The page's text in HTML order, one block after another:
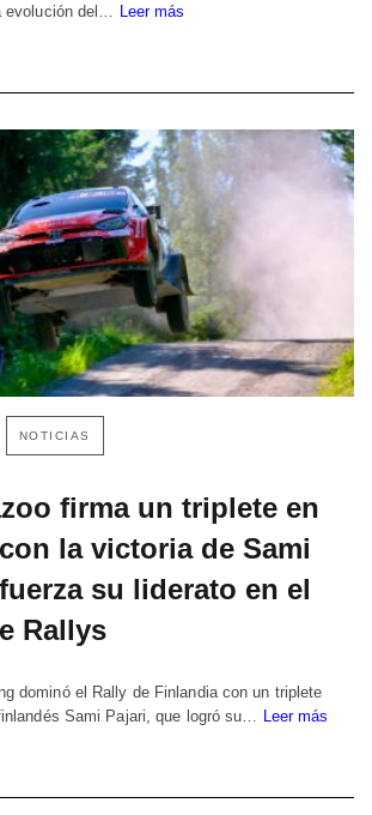
evolución del… Leer más
NOTICIAS
firma un triplete en
la victoria de Sami
su liderato en el
Rallys
dominó el Rally de Finlandia con un triplete
Sami Pajari, que logró su…
Leer más